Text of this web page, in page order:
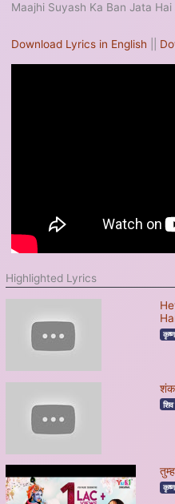
Maajhi Suyash Ka Ban Jata Hai
Download Lyrics in English
Highlighted Lyrics